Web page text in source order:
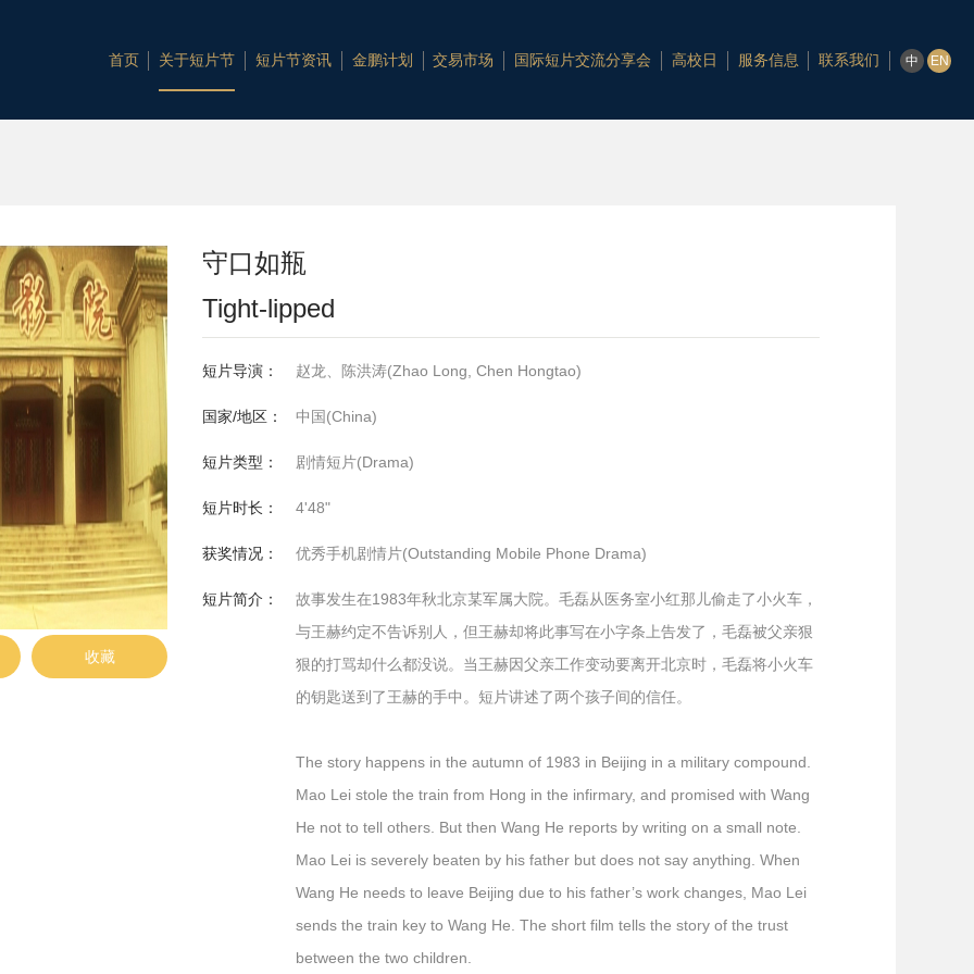
首页 关于短片节 短片节资讯 金鹏计划 交易市场 国际短片交流分享会 高校日 服务信息 联系我们 中 EN
收藏
守口如瓶
Tight-lipped
短片导演： 赵龙、陈洪涛(Zhao Long, Chen Hongtao)
国家/地区： 中国(China)
短片类型： 剧情短片(Drama)
短片时长： 4'48"
获奖情况： 优秀手机剧情片(Outstanding Mobile Phone Drama)
短片简介：
故事发生在1983年秋北京某军属大院。毛磊从医务室小红那儿偷走了小火车，
与王赫约定不告诉别人，但王赫却将此事写在小字条上告发了，毛磊被父亲狠
狠的打骂却什么都没说。当王赫因父亲工作变动要离开北京时，毛磊将小火车
的钥匙送到了王赫的手中。短片讲述了两个孩子间的信任。
The story happens in the autumn of 1983 in Beijing in a military compound.
Mao Lei stole the train from Hong in the infirmary, and promised with Wang
He not to tell others. But then Wang He reports by writing on a small note.
Mao Lei is severely beaten by his father but does not say anything. When
Wang He needs to leave Beijing due to his father’s work changes, Mao Lei
sends the train key to Wang He. The short film tells the story of the trust
between the two children.